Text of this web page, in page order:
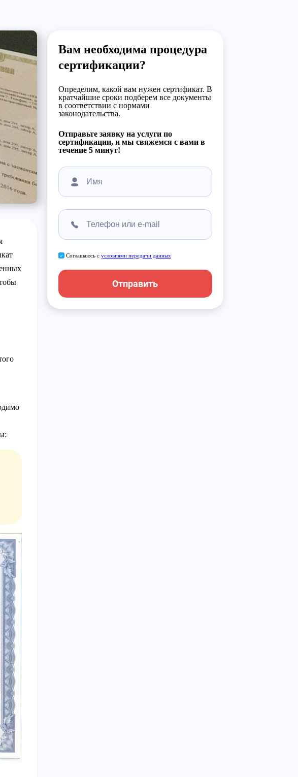
Вам необходима процедура
сертификации?
Определим, какой вам нужен сертификат. В
кратчайшие сроки подберем все документы
в соответствии с нормами
законодательства.
Отправьте заявку на услуги по
сертификации, и мы свяжемся с вами в
течение 5 минут!
Соглашаюсь с условиями передачи данных
Отправить